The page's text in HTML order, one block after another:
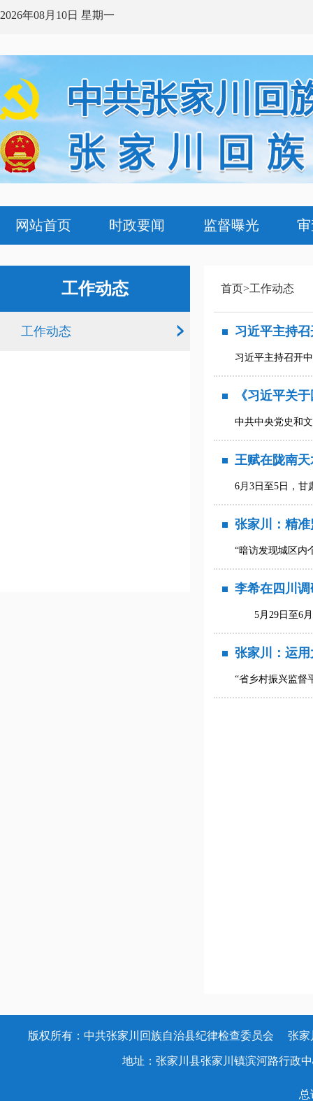
2026年08月10日 星期一
网站首页 时政要闻 监督曝光
工作动态
工作动态
首页>工作动态
习近平主持
习近平主持召开
《习近平关
中共中央党史和
王赋在陇南
6月3日至5日，甘
张家川：精
“暗访发现城区内
李希在四川
5月29日至6月1
张家川：运
“省乡村振兴监督
版权所有：中共张家川回族自治县纪律检查委员会 张
地址：张家川县张家川镇滨河路行政
总